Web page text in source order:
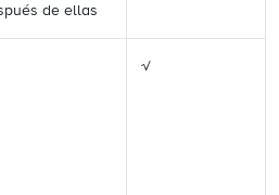
de ellas
√